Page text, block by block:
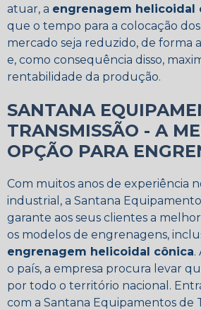
atuar, a engrenagem helicoidal
que o tempo para a colocação
mercado seja reduzido, de forma
e, como consequência disso,
rentabilidade da produção.
SANTANA
TRANSMISSÃO - A
OPÇÃO PARA
Com muitos anos de experiência
industrial, a Santana
garante aos seus clientes a
os modelos de engrenagens,
engrenagem helicoidal cônica.
o país, a empresa procura levar
por todo o território nacional.
com a Santana Equipamentos de